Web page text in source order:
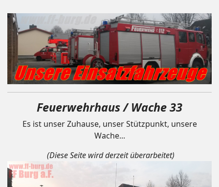
Feuerwehrhaus / Wache 33
Es ist unser Zuhause, unser Stützpunkt, unsere
Wache...
(Diese Seite wird derzeit überarbeitet)